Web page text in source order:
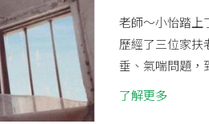
老師～小怡踏上
歷經了三位家扶
垂、氣喘問題，
了解更多